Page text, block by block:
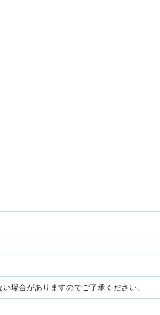
場合がありますのでご了承ください。